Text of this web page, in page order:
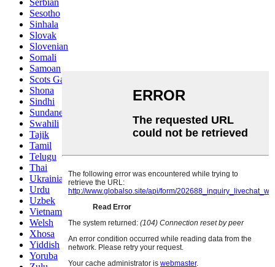
Sesotho
Sinhala
Slovak
Slovenian
Somali
Samoan
Scots Gaelic
Shona
Sindhi
Sundanese
Swahili
Tajik
Tamil
Telugu
Thai
Ukrainian
Urdu
Uzbek
Vietnamese
Welsh
Xhosa
Yiddish
Yoruba